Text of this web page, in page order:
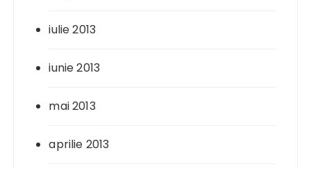
iulie 2013
iunie 2013
mai 2013
aprilie 2013